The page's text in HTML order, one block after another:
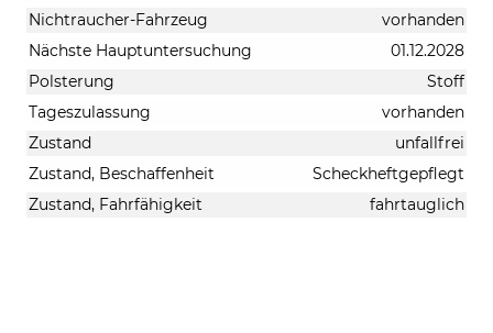
Nichtraucher-Fahrzeug
vorhanden
Nächste Hauptuntersuchung
01.12.2028
Polsterung
Stoff
Tageszulassung
vorhanden
Zustand
unfallfrei
Zustand, Beschaffenheit
Scheckheftgepflegt
Zustand, Fahrfähigkeit
fahrtauglich